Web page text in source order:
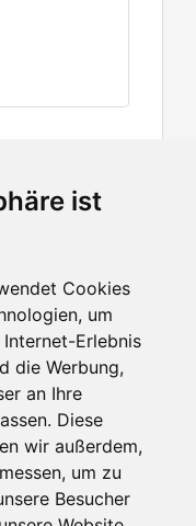
ist
Cookies
um
Internet-Erlebnis
die Werbung,
an Ihre
Diese
wir außerdem,
um zu
Besucher